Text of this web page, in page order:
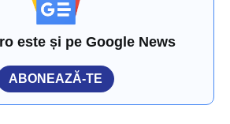
este și pe Google News
ABONEAZĂ-TE